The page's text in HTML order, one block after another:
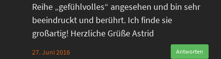
Reihe „gefühlvolles“ angesehen und bin sehr
beeindruckt und berührt. Ich finde sie
großartig! Herzliche Grüße Astrid
27. Juni 2016 Antworten